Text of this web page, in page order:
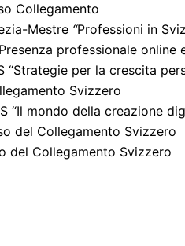
Collegamento
Mestre “Professioni in
professionale online
per la crescita
Svizzero
“Il mondo della creazione
del Collegamento Svizzero
del Collegamento Svizzero